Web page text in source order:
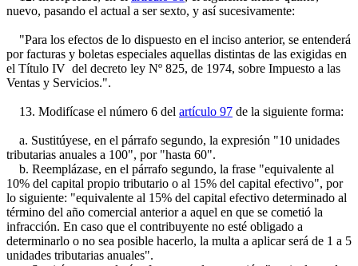
nuevo, pasando el actual a ser sexto, y así sucesivamente:
"Para los efectos de lo dispuesto en el inciso anterior, se entenderá
por facturas y boletas especiales aquellas distintas de las exigidas en
el Título IV del decreto ley Nº 825, de 1974, sobre Impuesto a las
Ventas y Servicios.".
13. Modifícase el número 6 del artículo 97 de la siguiente forma:
a. Sustitúyese, en el párrafo segundo, la expresión "10 unidades
tributarias anuales a 100", por "hasta 60".
b. Reemplázase, en el párrafo segundo, la frase "equivalente al
10% del capital propio tributario o al 15% del capital efectivo", por
lo siguiente: "equivalente al 15% del capital efectivo determinado al
término del año comercial anterior a aquel en que se cometió la
infracción. En caso que el contribuyente no esté obligado a
determinarlo o no sea posible hacerlo, la multa a aplicar será de 1 a 5
unidades tributarias anuales".